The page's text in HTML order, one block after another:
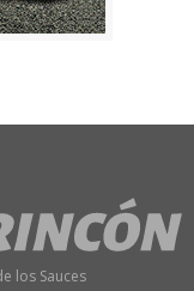
los Sauces